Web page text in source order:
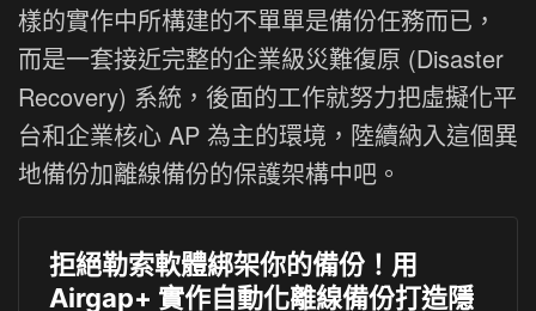
樣的實作中所構建的不單單是備份任務而已，
而是一套接近完整的企業級災難復原 (Disaster
Recovery) 系統，後面的工作就努力把虛擬化平
台和企業核心 AP 為主的環境，陸續納入這個異
地備份加離線備份的保護架構中吧。